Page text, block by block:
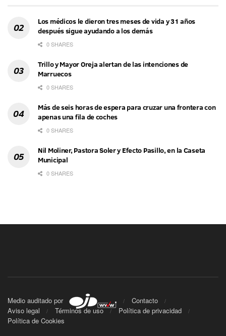
Los médicos le dieron tres meses de vida y 31 años
después sigue ayudando a los demás
0 SHARES
Trillo y Mayor Oreja alertan de las intenciones de
Marruecos
0 SHARES
Más de seis horas de espera para cruzar una frontera con
apenas una fila de coches
0 SHARES
Nil Moliner, Pastora Soler y Efecto Pasillo, en la Caseta
Municipal
0 SHARES
Medio auditado por
Contacto
Aviso legal
Términos de uso
Política de privacidad
Política de Cookies